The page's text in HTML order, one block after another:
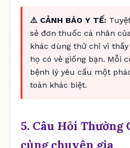
⚠️ CẢNH BÁO Y TẾ:
sẻ đơn thuốc cá nhân
khác dùng thử chỉ vì
họ có vẻ giống bạn. Mỗi
bệnh lý yêu cầu một
toàn khác biệt.
5. Câu Hỏi Thường
cùng chuyên gia